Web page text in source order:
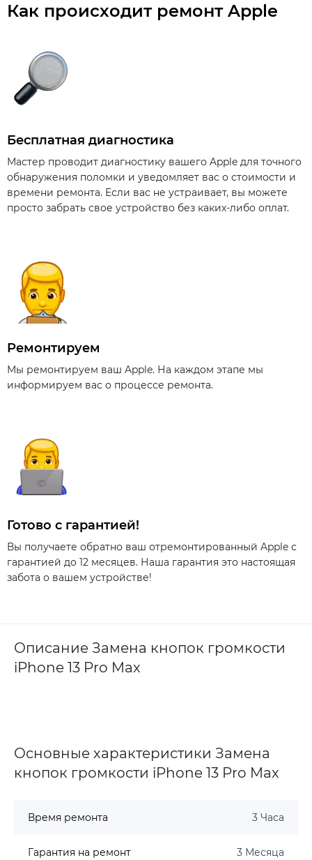
Как происходит ремонт Apple
Бесплатная диагностика
Мастер проводит диагностику вашего Apple для точного
обнаружения поломки и уведомляет вас о стоимости и
времени ремонта. Если вас не устраивает, вы можете
просто забрать свое устройство без каких-либо оплат.
Ремонтируем
Мы ремонтируем ваш Apple. На каждом этапе мы
информируем вас о процессе ремонта.
Готово с гарантией!
Вы получаете обратно ваш отремонтированный Apple с
гарантией до 12 месяцев. Наша гарантия это настоящая
забота о вашем устройстве!
Описание Замена кнопок громкости
iPhone 13 Pro Max
Основные характеристики Замена
кнопок громкости iPhone 13 Pro Max
Время ремонта 3 Часа
Гарантия на ремонт 3 Месяца